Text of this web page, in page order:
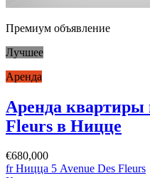
Премиум объявление
Лучшее
Аренда
Аренда квартиры
Fleurs в Ницце
€680,000
fr Ницца 5 Avenue Des Fleurs